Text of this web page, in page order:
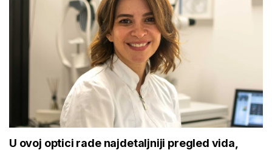
U ovoj optici rade najdetaljniji pregled vida,